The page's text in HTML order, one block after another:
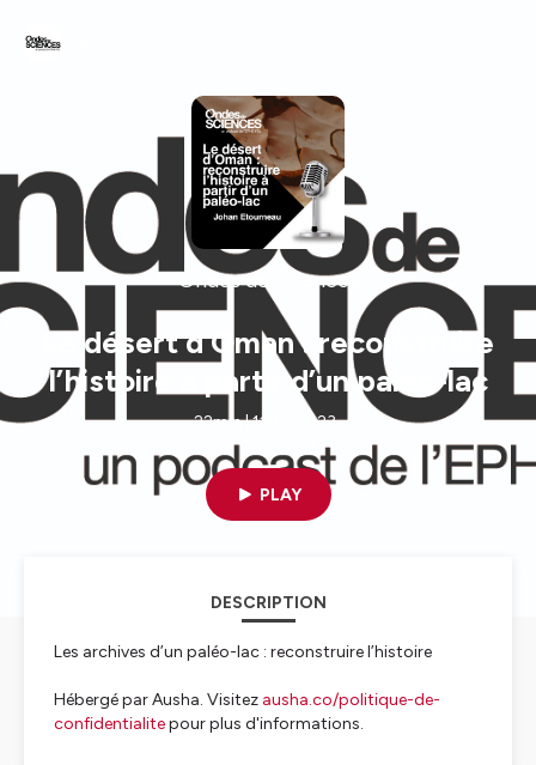
Ondes de sciences
Le désert d’Oman : reconstruire
l’histoire à partir d’un paléo-lac
22min | 11/13/2023
PLAY
DESCRIPTION
Les archives d’un paléo-lac : reconstruire l’histoire
Hébergé par Ausha. Visitez ausha.co/politique-de-
confidentialitepour plus d'informations.